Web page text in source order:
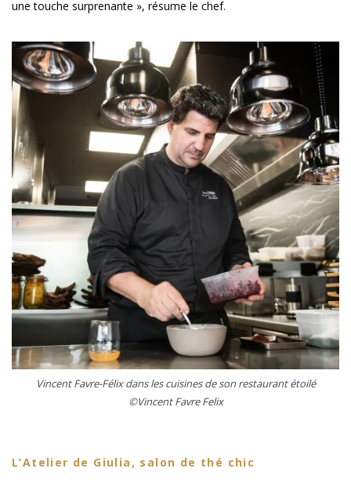
une touche surprenante », résume le chef.
Vincent Favre-Félix dans les cuisines de son restaurant étoilé
©Vincent Favre Felix
L’Atelier de Giulia, salon de thé chic